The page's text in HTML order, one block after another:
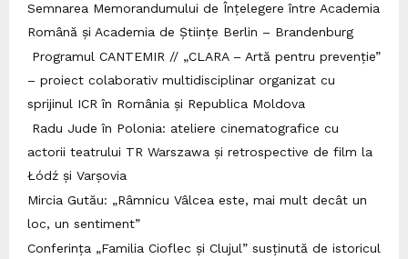
Semnarea Memorandumului de Înțelegere între Academia
Română și Academia de Științe Berlin – Brandenburg
Programul CANTEMIR // „CLARA – Artă pentru prevenție”
– proiect colaborativ multidisciplinar organizat cu
sprijinul ICR în România și Republica Moldova
Radu Jude în Polonia: ateliere cinematografice cu
actorii teatrului TR Warszawa și retrospective de film la
Łódź și Varșovia
Mircia Gutău: „Râmnicu Vâlcea este, mai mult decât un
loc, un sentiment”
Conferința „Familia Cioflec și Clujul” susținută de istoricul